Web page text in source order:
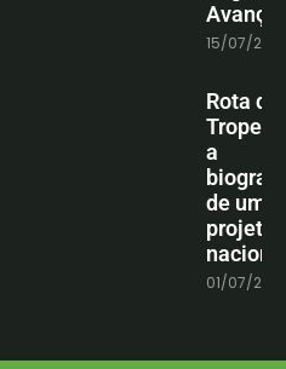
15/07/
Rota
a
de um
projeto
01/07/